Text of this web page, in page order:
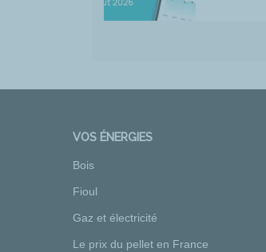
VOS ÉNERGIES
Bois
Fioul
Gaz et électricité
Le prix du pellet en France